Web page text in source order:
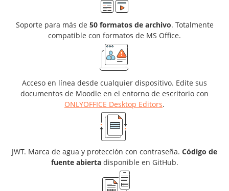
Soporte para más de 50 formatos de archivo. Totalmente
compatible con formatos de MS Office.
Acceso en línea desde cualquier dispositivo. Edite sus
documentos de Moodle en el entorno de escritorio con
ONLYOFFICE Desktop Editors.
JWT. Marca de agua y protección con contraseña. Código de
fuente abiertadisponible en GitHub.